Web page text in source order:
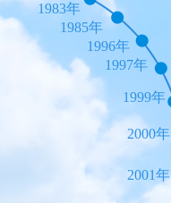
1983年
1985年
1996年
1997年
1999年
2000年
2001年